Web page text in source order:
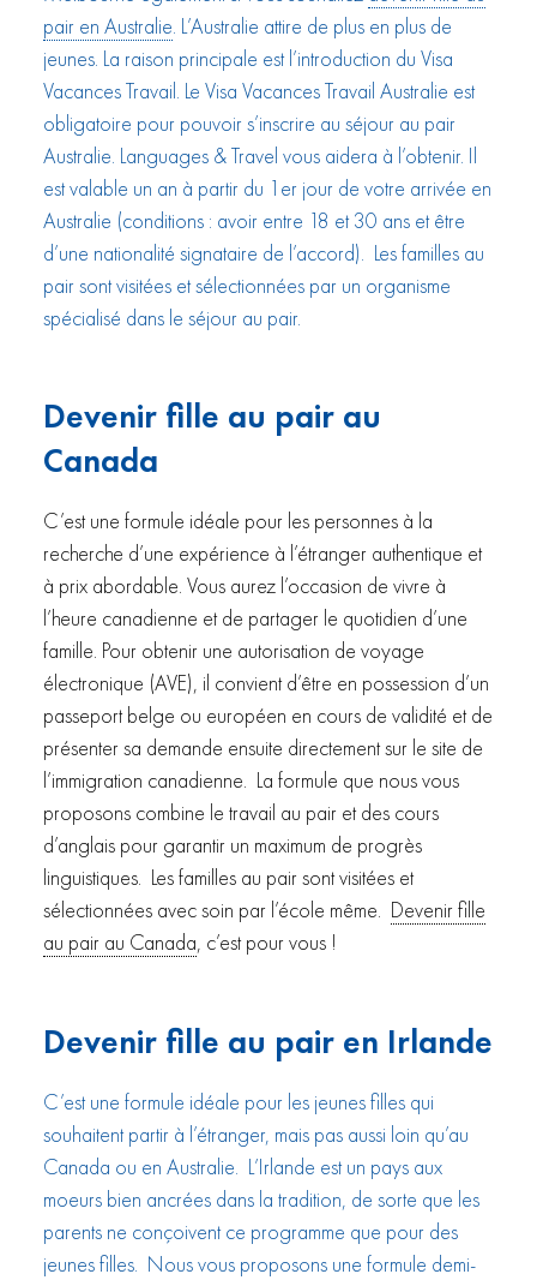
pair en Australie. L’Australie attire de plus en plus de
jeunes. La raison principale est l’introduction du Visa
Vacances Travail. Le Visa Vacances Travail Australie est
obligatoire pour pouvoir s’inscrire au séjour au pair
Australie. Languages & Travel vous aidera à l’obtenir. Il
est valable un an à partir du 1er jour de votre arrivée en
Australie (conditions : avoir entre 18 et 30 ans et être
d’une nationalité signataire de l’accord). Les familles au
pair sont visitées et sélectionnées par un organisme
spécialisé dans le séjour au pair.
Devenir fille au pair au
Canada
C’est une formule idéale pour les personnes à la
recherche d’une expérience à l’étranger authentique et
à prix abordable. Vous aurez l’occasion de vivre à
l’heure canadienne et de partager le quotidien d’une
famille. Pour obtenir une autorisation de voyage
électronique (AVE), il convient d’être en possession d’un
passeport belge ou européen en cours de validité et de
présenter sa demande ensuite directement sur le site de
l’immigration canadienne. La formule que nous vous
proposons combine le travail au pair et des cours
d’anglais pour garantir un maximum de progrès
linguistiques. Les familles au pair sont visitées et
sélectionnées avec soin par l’école même. Devenir fille
au pair au Canada, c’est pour vous !
Devenir fille au pair en Irlande
C’est une formule idéale pour les jeunes filles qui
souhaitent partir à l’étranger, mais pas aussi loin qu’au
Canada ou en Australie. L’Irlande est un pays aux
moeurs bien ancrées dans la tradition, de sorte que les
parents ne conçoivent ce programme que pour des
jeunes filles. Nous vous proposons une formule demi-